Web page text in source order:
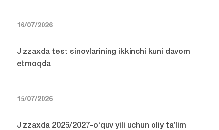
16/07/2026
Jizzaxda test sinovlarining ikkinchi kuni davom
etmoqda
15/07/2026
Jizzaxda 2026/2027-o‘quv yili uchun oliy ta’lim